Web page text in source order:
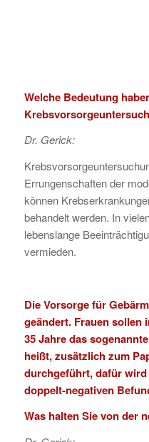
Welche Bedeutung
Dr. Gerick:
Errungenschaften der
können
behandelt werden. In
lebenslange
vermieden.
Die Vorsorge für
geändert. Frauen sollen
35 Jahre das
heißt, zusätzlich zum
durchgeführt, dafür
doppelt-negativen
Was halten Sie von der